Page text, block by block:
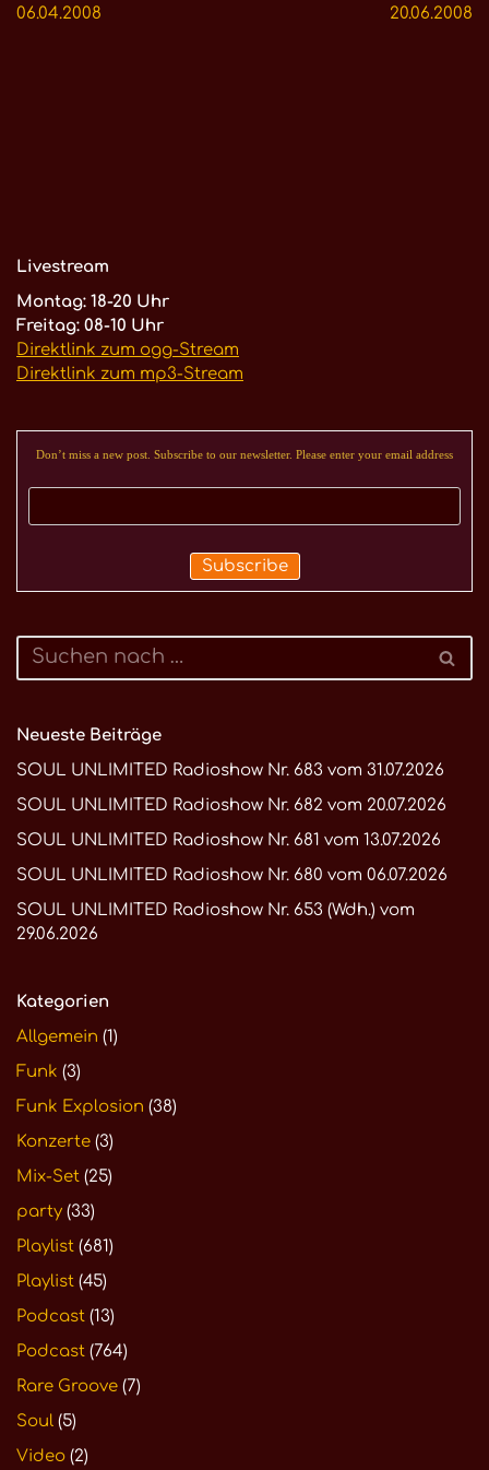
06.04.2008 20.06.2008
Livestream
Montag: 18-20 Uhr
Freitag: 08-10 Uhr
Direktlink zum ogg-Stream
Direktlink zum mp3-Stream
Don’t miss a new post. Subscribe to our newsletter. Please enter your email address
Neueste Beiträge
SOUL UNLIMITED Radioshow Nr. 683 vom 31.07.2026
SOUL UNLIMITED Radioshow Nr. 682 vom 20.07.2026
SOUL UNLIMITED Radioshow Nr. 681 vom 13.07.2026
SOUL UNLIMITED Radioshow Nr. 680 vom 06.07.2026
SOUL UNLIMITED Radioshow Nr. 653 (Wdh.) vom
29.06.2026
Kategorien
Allgemein (1)
Funk (3)
Funk Explosion (38)
Konzerte (3)
Mix-Set (25)
party (33)
Playlist (681)
Playlist (45)
Podcast (13)
Podcast (764)
Rare Groove (7)
Soul (5)
Video (2)